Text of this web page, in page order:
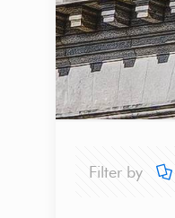
Filter by